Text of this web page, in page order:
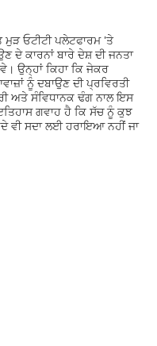
ਓਟੀਟੀ ਪਲੇਟਫਾਰਮ 'ਤੇ
ਕਾਰਨਾਂ ਬਾਰੇ ਦੇਸ਼ ਦੀ ਜਨਤਾ
ਉਨ੍ਹਾਂ ਕਿਹਾ ਕਿ ਜੇਕਰ
ਨੂੰ ਦਬਾਉਣ ਦੀ ਪ੍ਰਵਿਰਤੀ
ਅਤੇ ਸੰਵਿਧਾਨਕ ਢੰਗ ਨਾਲ ਇਸ
ਗਵਾਹ ਹੈ ਕਿ ਸੱਚ ਨੂੰ ਕੁਝ
ਵੀ ਸਦਾ ਲਈ ਹਰਾਇਆ ਨਹੀਂ ਜਾ